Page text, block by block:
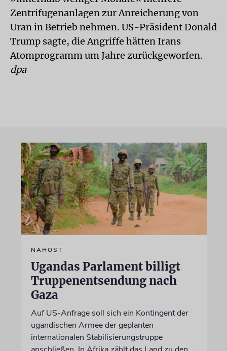
Zentrifugenanlagen zur Anreicherung von
Uran in Betrieb nehmen. US-Präsident Donald
Trump sagte, die Angriffe hätten Irans
Atomprogramm um Jahre zurückgeworfen.
dpa
NAHOST
Ugandas Parlament billigt
Truppenentsendung nach
Gaza
Auf US-Anfrage soll sich ein Kontingent der
ugandischen Armee der geplanten
internationalen Stabilisierungstruppe